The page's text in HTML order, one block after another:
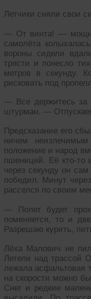
Летчики сняли свои
— От винта! — мощно
самолёта
вороны сидели
трясти и понесло
метров в секунду.
рисковать под
— Все держитесь за
штурман. —
Предсказание его
ничем
положение и народ
пшеницей. Её кто-то
через секунду он
победил. Минут
расселся по своим
— Полет будет
поменяется, то и
Разрешаю курить,
Лёха Малович не
Летели над трассой
лежала асфальтовая
на скорости можно
Снег и редкие